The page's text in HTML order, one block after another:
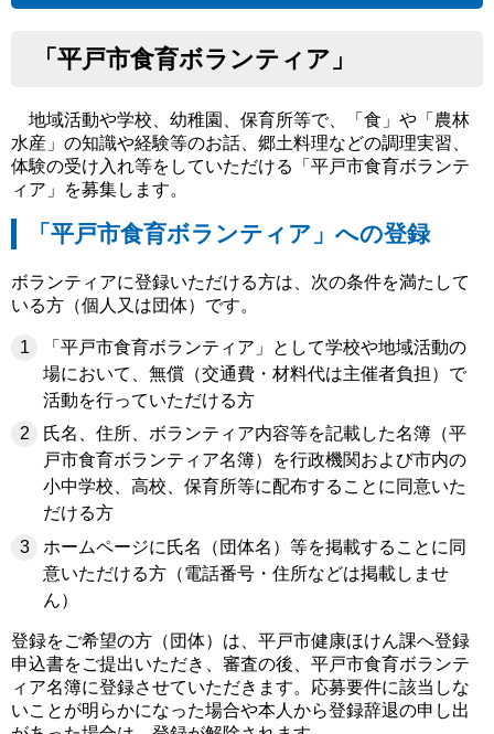
「平戸市食育ボランティア」
地域活動や学校、幼稚園、保育所等で、「食」や「農林
水産」の知識や経験等のお話、郷土料理などの調理実習、
体験の受け入れ等をしていただける「平戸市食育ボランテ
ィア」を募集します。
「平戸市食育ボランティア」への登録
ボランティアに登録いただける方は、次の条件を満たして
いる方（個人又は団体）です。
「平戸市食育ボランティア」として学校や地域活動の
場において、無償（交通費・材料代は主催者負担）で
活動を行っていただける方
氏名、住所、ボランティア内容等を記載した名簿（平
戸市食育ボランティア名簿）を行政機関および市内の
小中学校、高校、保育所等に配布することに同意いた
だける方
ホームページに氏名（団体名）等を掲載することに同
意いただける方（電話番号・住所などは掲載しませ
ん）
登録をご希望の方（団体）は、平戸市健康ほけん課へ登録
申込書をご提出いただき、審査の後、平戸市食育ボランテ
ィア名簿に登録させていただきます。応募要件に該当しな
いことが明らかになった場合や本人から登録辞退の申し出